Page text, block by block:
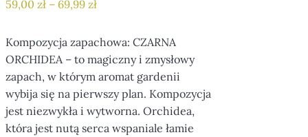
59,00 zł – 69,99 zł
Kompozycja zapachowa: CZARNA
ORCHIDEA – to magiczny i zmysłowy
zapach, w którym aromat gardenii
wybija się na pierwszy plan. Kompozycja
jest niezwykła i wytworna. Orchidea,
która jest nutą serca wspaniale łamie